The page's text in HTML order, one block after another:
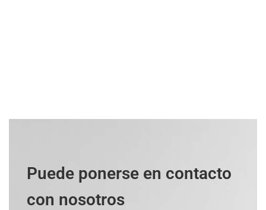
Puede ponerse en contacto
con nosotros